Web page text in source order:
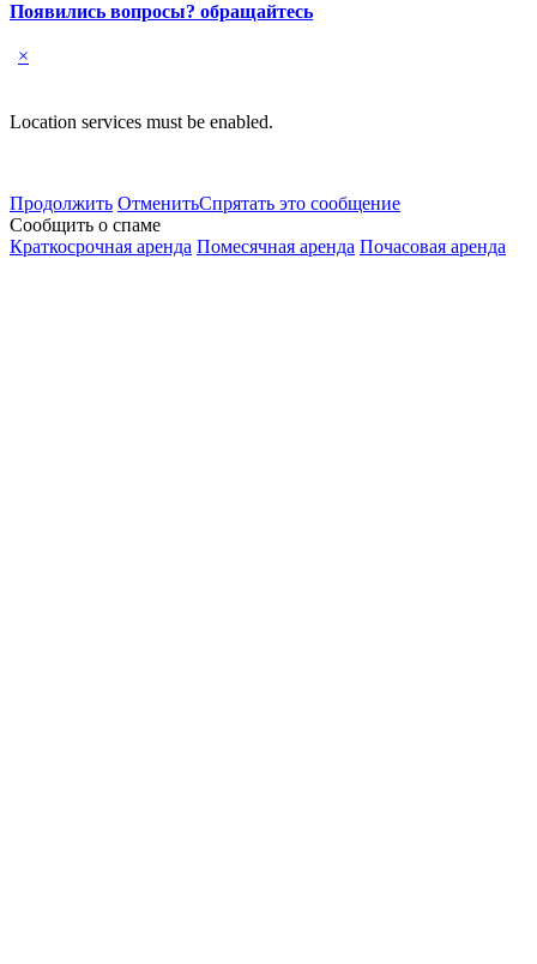
Появились вопросы? обращайтесь
×
Location services must be enabled.
Продолжить ОтменитьСпрятать это сообщение
Сообщить о спаме
Краткосрочная аренда Помесячная аренда Почасовая аренда